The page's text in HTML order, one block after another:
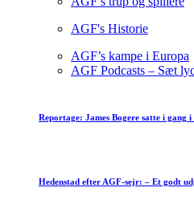
AGF's Historie
AGF’s kampe i Europa
AGF Podcasts – Sæt
Reportage: James Bogere satte i gang
Hedenstad efter AGF-sejr: – Et godt